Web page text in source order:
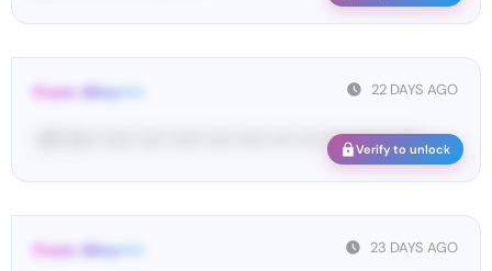
22 DAYS AGO
From: Wha•••••
<#• Yo•• •••••• ••••• •••••• ••••• ••••• •••• •••• •••• •••••• ••••••
Verify to unlock
23 DAYS AGO
From: Wha•••••